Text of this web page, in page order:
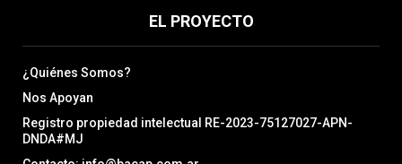
EL PROYECTO
¿Quiénes Somos?
Nos Apoyan
Registro propiedad intelectual RE-2023-75127027-APN-
DNDA#MJ